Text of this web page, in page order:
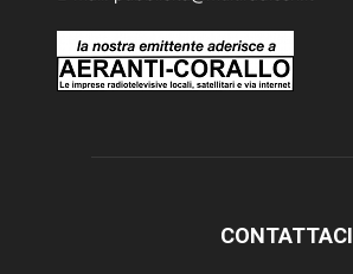
CONTATTACI